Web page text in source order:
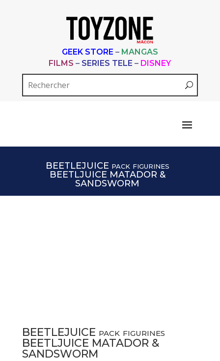
GEEK STORE – MANGAS
FILMS – SERIES TELE – DISNEY
BEETLEJUICE pack figurines
BEETLJUICE MATADOR &
SANDSWORM
BEETLEJUICE pack figurines
BEETLJUICE MATADOR &
SANDSWORM